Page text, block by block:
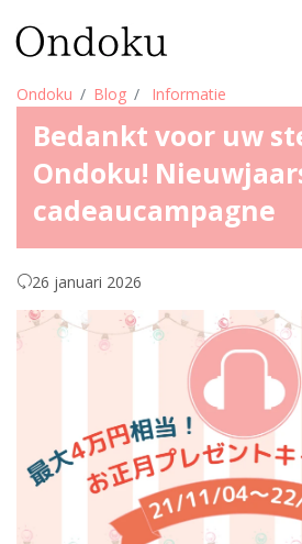
Ondoku Blog Informatie
Bedankt voor uw
Ondoku!
cadeaucampagne
26 januari 2026